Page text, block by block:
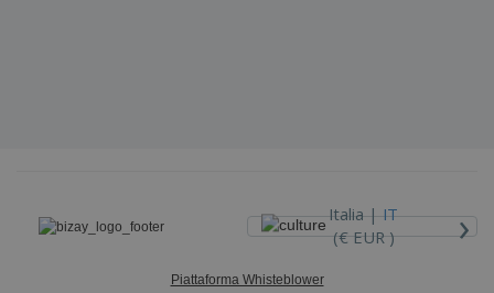
Italia |IT
(€ EUR )
›
Piattaforma Whisteblower